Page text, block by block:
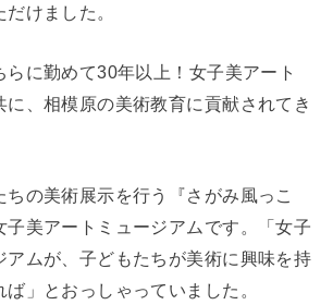
けました。
らに勤めて30年以上！女子美アート
に、相模原の美術教育に貢献されてき
の美術展示を行う『さがみ風っこ
子美アートミュージアムです。「女子
アムが、子どもたちが美術に興味を持
」とおっしゃっていました。